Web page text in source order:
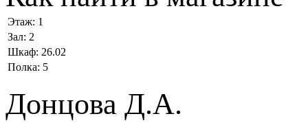
Этаж: 1
Зал: 2
Шкаф: 26.02
Полка: 5
Донцова Д.А.